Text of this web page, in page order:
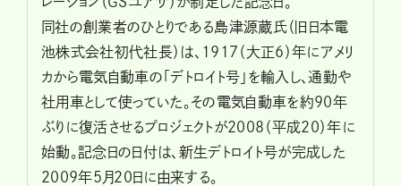
同社の創業者のひとりである島津源蔵氏（旧日本電
池株式会社初代社長）は、1917（大正6）年にアメリ
カから電気自動車の「デトロイト号」を輸入し、通勤や
社用車として使っていた。その電気自動車を約90年
ぶりに復活させるプロジェクトが2008（平成20）年に
始動。記念日の日付は、新生デトロイト号が完成した
2009年5月20日に由来する。